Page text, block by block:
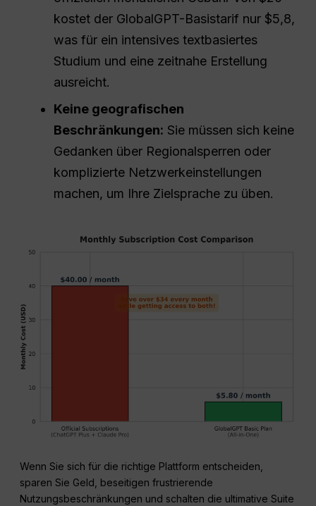
kostet der GlobalGPT-Basistarif nur $5,8,
was für ein intensives textbasiertes
Studium und eine zeitnahe Erstellung
ausreicht.
Keine geografischen
Beschränkungen: Sie müssen sich keine
Gedanken über Regionalsperren oder
komplizierte Netzwerkeinstellungen
machen, um Ihre Zielsprache zu üben.
Wenn Sie sich für die richtige Plattform entscheiden,
sparen Sie Geld, beseitigen frustrierende
Nutzungsbeschränkungen und schalten die ultimative Suite